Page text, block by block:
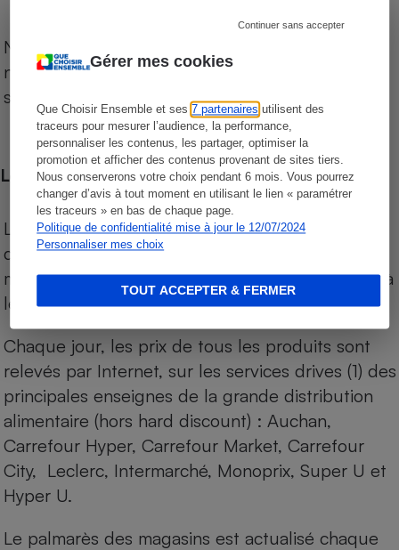
Gérer mes cookies
Que Choisir Ensemble et ses7 partenaires utilisent des
traceurs pour mesurer l’audience, la performance,
personnaliser les contenus, les partager, optimiser la
promotion et afficher des contenus provenant de sites tiers.
Nous conserverons votre choix pendant 6 mois. Vous pourrez
changer d’avis à tout moment en utilisant le lien « paramétrer
les traceurs » en bas de chaque page.
Politique de confidentialité mise à jour le 12/07/2024
Personnaliser mes choix
Continuer sans accepter
TOUT ACCEPTER & FERMER
Notre comparateur de supermarchés propose le
niveau de prix des supermarchés, géolocalisés
sur le territoire français.
Les comparaisons de prix
Les comparaisons sont réalisées sur l’ensemble
des produits des magasins. Les produits de
marques de distributeurs (MDD) sont comparés à
leurs équivalents chez leurs concurrents.
Chaque jour, les prix de tous les produits sont
relevés par Internet, sur les services drives (1) des
principales enseignes de la grande distribution
alimentaire (hors hard discount) : Auchan,
Carrefour Hyper, Carrefour Market, Carrefour
City, Leclerc, Intermarché, Monoprix, Super U et
Hyper U.
Le palmarès des magasins est actualisé chaque